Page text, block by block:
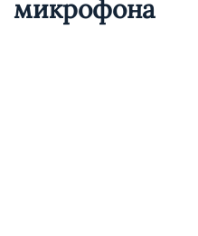
микрофона